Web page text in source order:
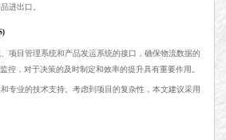
进出口。
项目管理系统和产品发运系统的接口，确保物流数据的
，对于决策的及时制定和效率的提升具有重要作用。
专业的技术支持。考虑到项目的复杂性，本文建议采用